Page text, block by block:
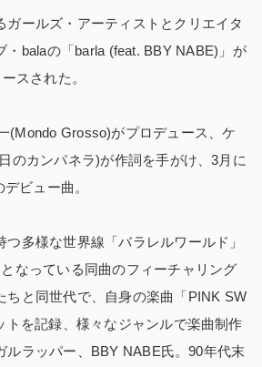
ガールズ・アーティストとクリエイタ
・balaの「barla (feat. BBY NABE)」が
スされた。
(Mondo Grosso)がプロデュース、ケ
のカンパネラ)が作詞を手がけ、3月に
ビュー曲。
つ多様な世界線「バラレルワールド」
なっている同曲のフィーチャリング
ちと同世代で、自身の楽曲「PINK SW
トを記録、様々なジャンルで楽曲制作
ルラッパー、BBY NABE氏。90年代末